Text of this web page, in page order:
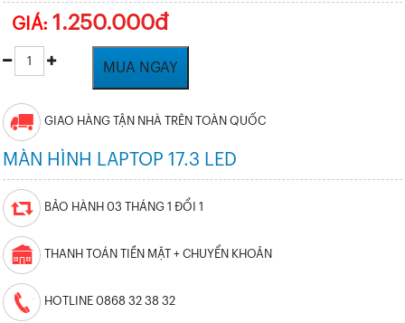
GIÁ: 1.250.000đ
MUA NGAY
GIAO HÀNG TẬN NHÀ TRÊN TOÀN QUỐC
MÀN HÌNH LAPTOP 17.3 LED
BẢO HÀNH 03 THÁNG 1 ĐỔI 1
THANH TOÁN TIỀN MẶT + CHUYỂN KHOẢN
HOTLINE 0868 32 38 32